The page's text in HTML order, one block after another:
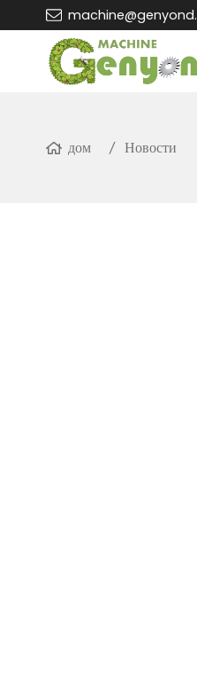
дом Новости